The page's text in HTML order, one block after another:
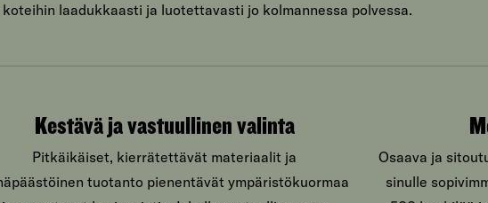
laadukkaasti ja luotettavasti jo kolmannessa polvessa.
Kestävä ja vastuullinen valinta
Pitkäikäiset, kierrätettävät materiaalit ja
tuotanto pienentävät ympäristökuormaa
Osaava ja
sinulle